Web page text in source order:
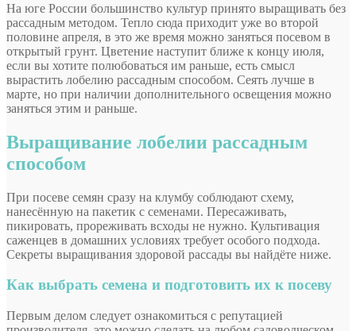
На юге России большинство культур принято выращивать без
рассадным методом. Тепло сюда приходит уже во второй
половине апреля, в это же время можно заняться посевом в
открытый грунт. Цветение наступит ближе к концу июля,
если вы хотите полюбоваться им раньше, есть смысл
вырастить лобелию рассадным способом. Сеять лучше в
марте, но при наличии дополнительного освещения можно
заняться этим и раньше.
Выращивание лобелии рассадным
способом
При посеве семян сразу на клумбу соблюдают схему,
нанесённую на пакетик с семенами. Пересаживать,
пикировать, прореживать всходы не нужно. Культивация
саженцев в домашних условиях требует особого подхода.
Секреты выращивания здоровой рассады вы найдёте ниже.
Как выбрать семена и подготовить их к посеву
Первым делом следует ознакомиться с репутацией